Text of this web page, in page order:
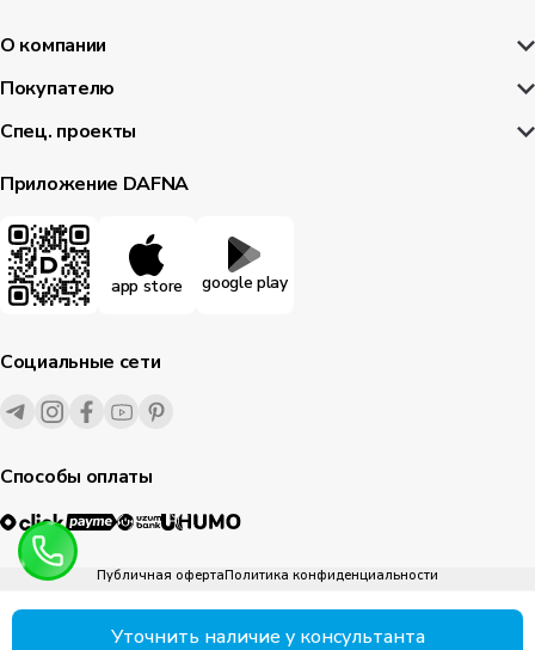
Уточнить наличие у консультанта
О компании
Покупателю
Спец. проекты
Приложение DAFNA
app store google play
Социальные сети
Способы оплаты
Публичная офертаПолитика конфиденциальности